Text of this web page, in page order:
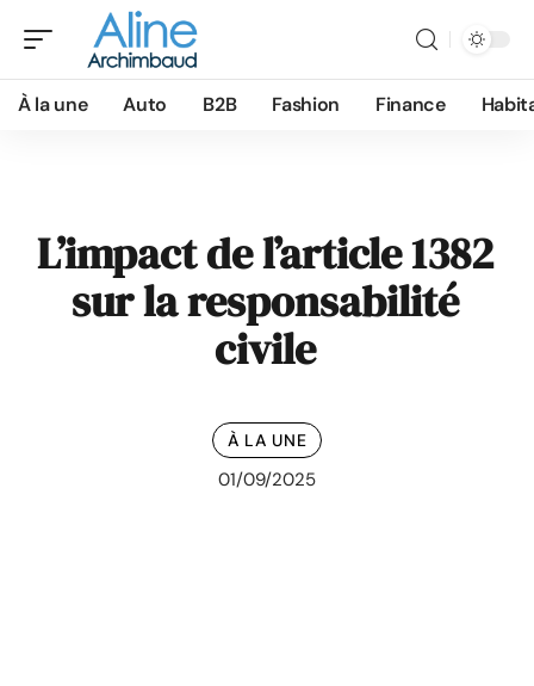
À la une Auto B2B Fashion Finance
L’impact de l’article 1382
sur la responsabilité
civile
À LA UNE
01/09/2025